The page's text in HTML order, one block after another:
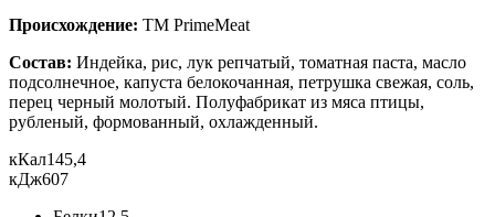
Происхождение: ТМ PrimeMeat
Состав: Индейка, рис, лук репчатый, томатная паста, масло
подсолнечное, капуста белокочанная, петрушка свежая, соль,
перец черный молотый. Полуфабрикат из мяса птицы,
рубленый, формованный, охлажденный.
кКал145,4
кДж607